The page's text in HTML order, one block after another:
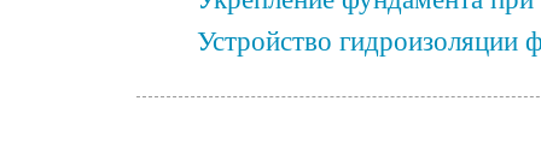
Устройство гидроизоляции